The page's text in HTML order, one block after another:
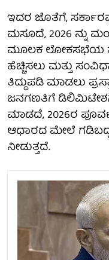
ಇದರ ಜೊತೆಗೆ,
ಮಸೂದೆ, 2026 ನ್ನು
ಮೂಲಕ ಲೋಕಸಭೆಯ
ಹೆಚ್ಚಿಸಲು ಮತ್ತು
ತಿದ್ದುಪಡಿ ಮಾಡಲು
ಜನಗಣತಿಗೆ
ಮಾಡದೆ, 2026ರ
ಆಧಾರದ ಮೇಲೆ
ನೀಡುತ್ತದೆ.